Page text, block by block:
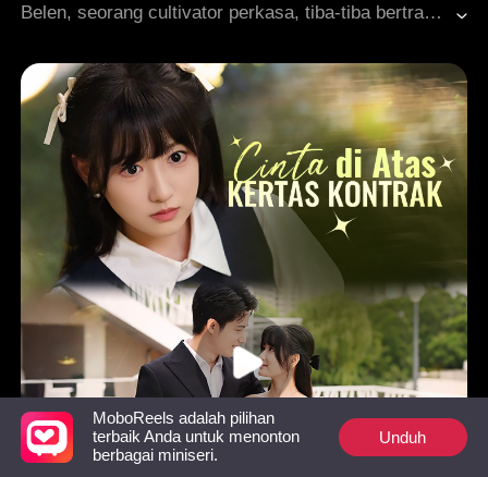
Belen, seorang cultivator perkasa, tiba-tiba bertransmigrasi ke dalam tubuh karakter sampingan jahat yang menghadapi perceraian. Roger, suaminya, berusaha mengusirnya dengan uang. Dalam hati, Belen mengejek nasib tragis keluarga Roger, tanpa sadar bahwa setiap anggota keluarga bisa mendengar pikirannya. Di bawah bimbingannya, Roger berhasil menyingkap dalang di balik semua kejahatan dan mengubah takdir kelam yang telah menunggu keluarganya.
MoboReels adalah pilihan
terbaik Anda untuk menonton
berbagai miniseri.
Unduh